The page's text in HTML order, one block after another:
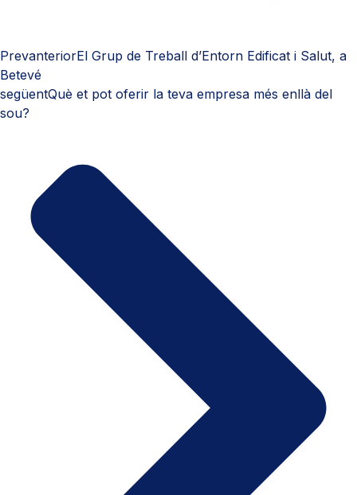
PrevanteriorEl Grup de Treball d’Entorn Edificat i Salut, a
Betevé
següentQuè et pot oferir la teva empresa més enllà del
sou?